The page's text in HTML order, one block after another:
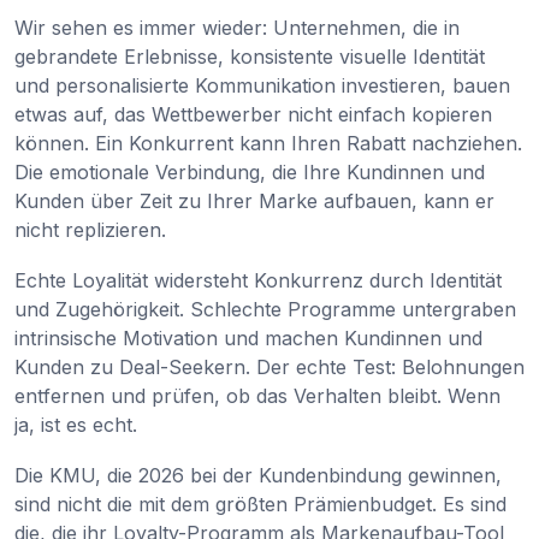
Wir sehen es immer wieder: Unternehmen, die in
gebrandete Erlebnisse, konsistente visuelle Identität
und personalisierte Kommunikation investieren, bauen
etwas auf, das Wettbewerber nicht einfach kopieren
können. Ein Konkurrent kann Ihren Rabatt nachziehen.
Die emotionale Verbindung, die Ihre Kundinnen und
Kunden über Zeit zu Ihrer Marke aufbauen, kann er
nicht replizieren.
Echte Loyalität widersteht Konkurrenz durch Identität
und Zugehörigkeit. Schlechte Programme untergraben
intrinsische Motivation und machen Kundinnen und
Kunden zu Deal-Seekern. Der echte Test: Belohnungen
entfernen und prüfen, ob das Verhalten bleibt. Wenn
ja, ist es echt.
Die KMU, die 2026 bei der Kundenbindung gewinnen,
sind nicht die mit dem größten Prämienbudget. Es sind
die, die ihr Loyalty-Programm als Markenaufbau-Tool